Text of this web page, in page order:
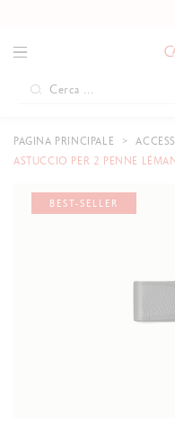
PAGINA PRINCIPALE
ASTUCCIO PER 2 PENNE
BEST-SELLER